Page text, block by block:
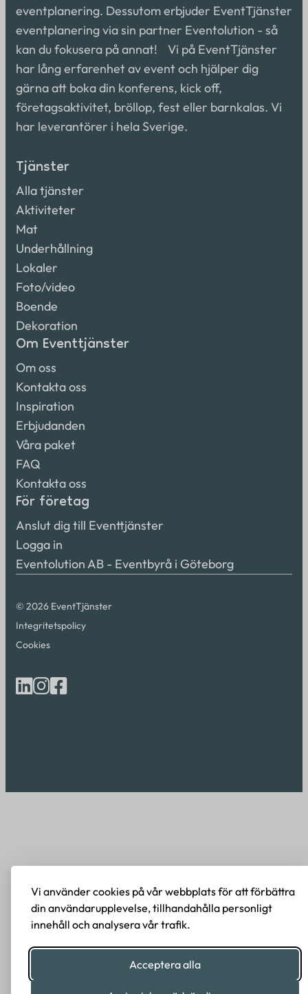
Vi använder cookies på vår webbplats för att förbättra
din användarupplevelse, tillhandahålla personligt
innehåll och analysera vår trafik.
Acceptera alla
eventplanering. Dessutom erbjuder EventTjänster
eventplanering via sin partner Eventolution - så
kan du fokusera på annat! Vi på EventTjänster
har lång erfarenhet av event och hjälper dig
gärna att boka din konferens, kick off,
företagsaktivitet, bröllop, fest eller barnkalas. Vi
har leverantörer i hela Sverige.
Tjänster
Alla tjänster
Aktiviteter
Mat
Underhållning
Lokaler
Foto/video
Boende
Dekoration
Om Eventtjänster
Om oss
Kontakta oss
Inspiration
Erbjudanden
Våra paket
FAQ
Kontakta oss
För företag
Anslut dig till Eventtjänster
Logga in
Eventolution AB - Eventbyrå i Göteborg
© 2026 EventTjänster
Integritetspolicy
Cookies